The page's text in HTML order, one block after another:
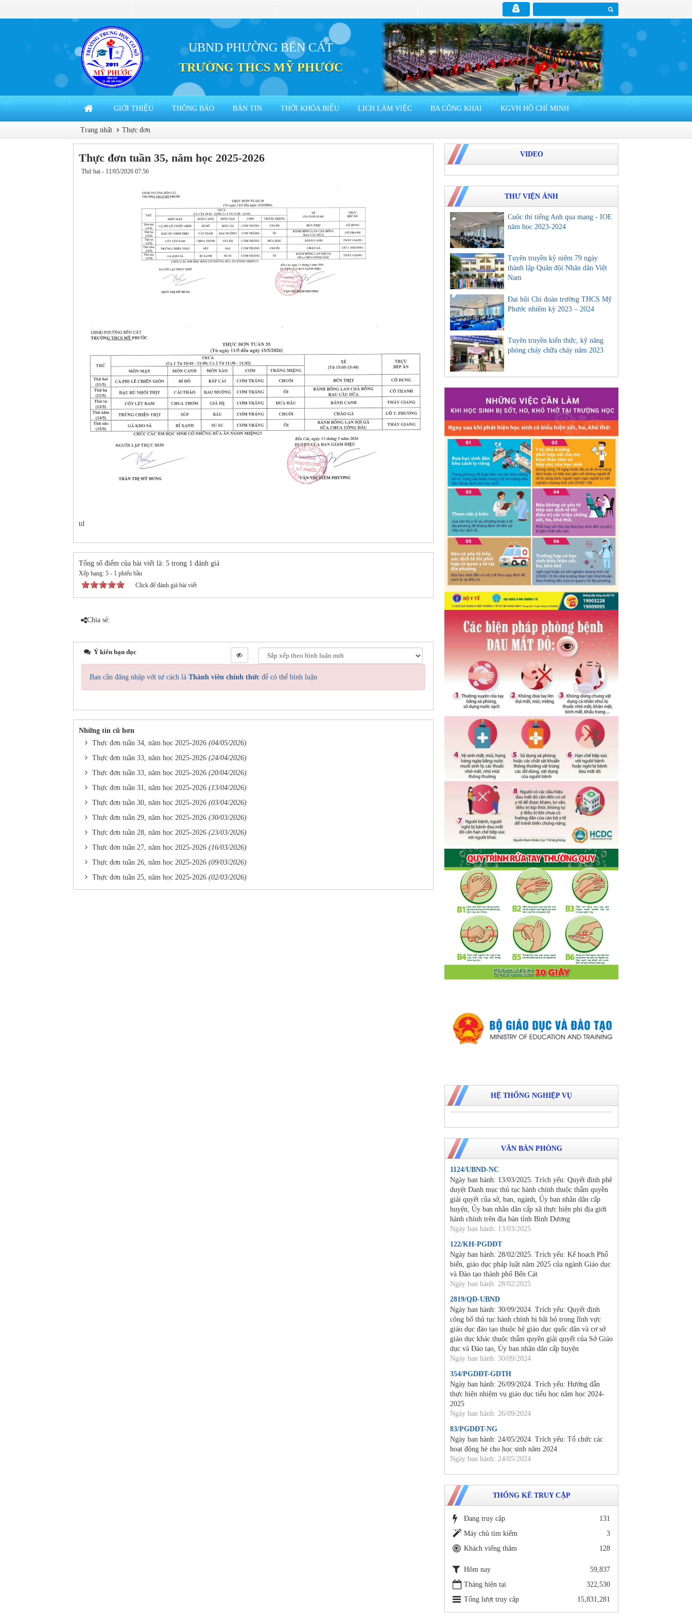
UBND PHƯỜNG BẾN CÁT
TRƯỜNG THCS MỸ PHƯỚC
GIỚI THIỆU THÔNG BÁO BẢN TIN THỜI KHÓA BIỂU LỊCH LÀM VIỆC BA CÔNG KHAI KGVH HỒ CHÍ MINH
Trang nhất Thực đơn
Thực đơn tuần 35, năm học 2025-2026
Thứ hai - 11/05/2026 07:56
td
Tổng số điểm của bài viết là: 5 trong 1 đánh giá
Xếp hạng: 5 - 1 phiếu bầu
Click để đánh giá bài viết
Chia sẻ:
Ý kiến bạn đọc
Bạn cần đăng nhập với tư cách là Thành viên chính thức để có thể bình luận
Những tin cũ hơn
Thực đơn tuần 34, năm học 2025-2026 (04/05/2026)
Thực đơn tuần 33, năm học 2025-2026 (24/04/2026)
Thực đơn tuần 33, năm học 2025-2026 (20/04/2026)
Thực đơn tuần 31, năm học 2025-2026 (13/04/2026)
Thực đơn tuần 30, năm học 2025-2026 (03/04/2026)
Thực đơn tuần 29, năm học 2025-2026 (30/03/2026)
Thực đơn tuần 28, năm học 2025-2026 (23/03/2026)
Thực đơn tuần 27, năm học 2025-2026 (16/03/2026)
Thực đơn tuần 26, năm học 2025-2026 (09/03/2026)
Thực đơn tuần 25, năm học 2025-2026 (02/03/2026)
VIDEO
THƯ VIỆN ẢNH
Cuộc thi tiếng Anh qua mạng - IOE
năm học 2023-2024
Tuyên truyền kỷ niệm 79 ngày
thành lập Quân đội Nhân dân Việt
Nam
Đại hội Chi đoàn trường THCS Mỹ
Phước nhiệm kỳ 2023 – 2024
Tuyên truyền kiến thức, kỹ năng
phòng cháy chữa cháy năm 2023
HỆ THỐNG NGHIỆP VỤ
VĂN BẢN PHÒNG
1124/UBND-NC
Ngày ban hành: 13/03/2025. Trích yếu: Quyết đinh phê
duyệt Danh mục thủ tục hành chính thuộc thẩm quyền
giải quyết của sở, ban, ngành, Ủy ban nhân dân cấp
huyện, Ủy ban nhân dân cấp xã thực hiện phi địa giới
hành chính trên địa bàn tỉnh Bình Dương
Ngày ban hành: 13/03/2025
122/KH-PGDĐT
Ngày ban hành: 28/02/2025. Trích yếu: Kế hoạch Phổ
biến, giáo dục pháp luật năm 2025 của ngành Giáo dục
và Đào tạo thành phố Bến Cát
Ngày ban hành: 28/02/2025
2819/QĐ-UBND
Ngày ban hành: 30/09/2024. Trích yếu: Quyết định
công bố thủ tục hành chính bị bãi bỏ trong lĩnh vực
giáo dục đào tạo thuộc hệ giáo dục quốc dân và cơ sở
giáo dục khác thuộc thẩm quyền giải quyết của Sở Giáo
dục và Đào tạo, Ủy ban nhân dân cấp huyện
Ngày ban hành: 30/09/2024
354/PGDĐT-GDTH
Ngày ban hành: 26/09/2024. Trích yếu: Hướng dẫn
thực hiện nhiệm vụ giáo dục tiểu học năm học 2024-
2025
Ngày ban hành: 26/09/2024
83/PGDĐT-NG
Ngày ban hành: 24/05/2024. Trích yếu: Tổ chức các
hoạt động hè cho học sinh năm 2024
Ngày ban hành: 24/05/2024
THỐNG KÊ TRUY CẬP
Đang truy cập
131
Máy chủ tìm kiếm
3
Khách viếng thăm
128
Hôm nay
59,837
Tháng hiện tại
322,530
Tổng lượt truy cập
15,831,281